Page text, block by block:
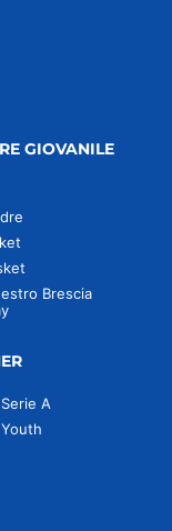
GIOVANILE
Brescia
A